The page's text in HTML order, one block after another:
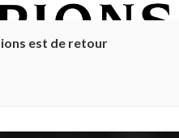
est de retour